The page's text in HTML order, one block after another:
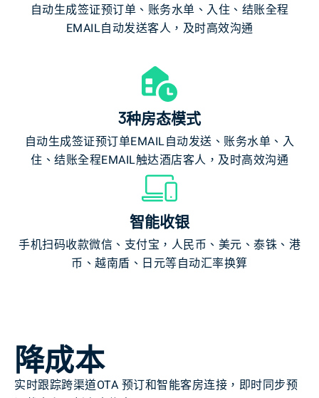
自动生成签证预订单、账务水单、入住、结账全程
EMAIL自动发送客人，及时高效沟通
3种房态模式
自动生成签证预订单EMAIL自动发送、账务水单、入
住、结账全程EMAIL触达酒店客人，及时高效沟通
智能收银
手机扫码收款微信、支付宝，人民币、美元、泰铢、港
币、越南盾、日元等自动汇率换算
降成本
实时跟踪跨渠道OTA 预订和智能客房连接，即时同步预